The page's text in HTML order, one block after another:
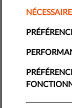
Sans
de
Bien que les
changé avec le
lui bien
jamais, ce qui